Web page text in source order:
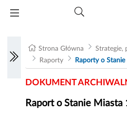
Strona Główna
Strategie,
Raporty
Raporty o Stanie
DOKUMENT
Raport o Stanie Miasta